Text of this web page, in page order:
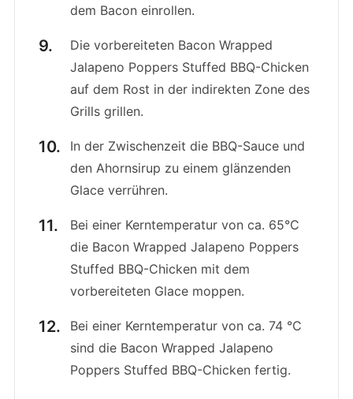
dem Bacon einrollen.
Die vorbereiteten Bacon Wrapped
Jalapeno Poppers Stuffed BBQ-Chicken
auf dem Rost in der indirekten Zone des
Grills grillen.
In der Zwischenzeit die BBQ-Sauce und
den Ahornsirup zu einem glänzenden
Glace verrühren.
Bei einer Kerntemperatur von ca. 65°C
die Bacon Wrapped Jalapeno Poppers
Stuffed BBQ-Chicken mit dem
vorbereiteten Glace moppen.
Bei einer Kerntemperatur von ca. 74 °C
sind die Bacon Wrapped Jalapeno
Poppers Stuffed BBQ-Chicken fertig.